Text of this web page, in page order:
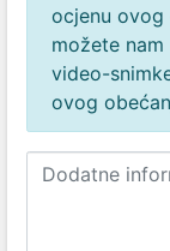
ocjenu ovog
možete
video-
ovog